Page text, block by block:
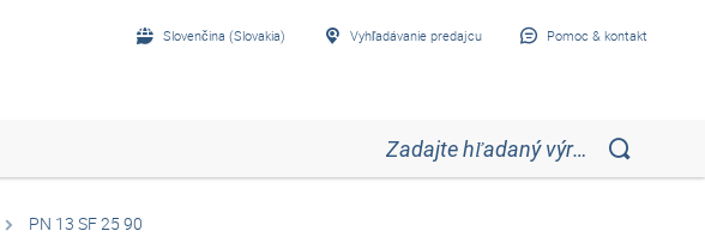
Slovenčina (Slovakia) Vyhľadávanie predajcu Pomoc & kontakt
PN 13 SF 25 90